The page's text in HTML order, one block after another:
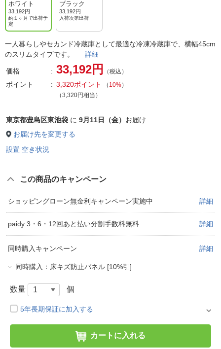
ホワイト
33,192円
約１ヶ月で出荷予
定
ブラック
33,192円
入荷次第出荷
一人暮らしやセカンド冷蔵庫として最適な冷凍冷蔵庫で、横幅45cm
のスリムタイプです。 詳細
価格 33,192円 （税込）
ポイント 3,320ポイント （ 10%）
（3,320円相当）
東京都豊島区東池袋 に 9月11日（金） お届け
お届け先を変更する
設置 空き状況
この商品のキャンペーン
ショッピングローン無金利キャンペーン実施中 詳細
paidy 3・6・12回あと払い分割手数料無料 詳細
同時購入キャンペーン 詳細
同時購入：床キズ防止パネル [10%引]
数量 個
5年長期保証に加入する
カートに入れる